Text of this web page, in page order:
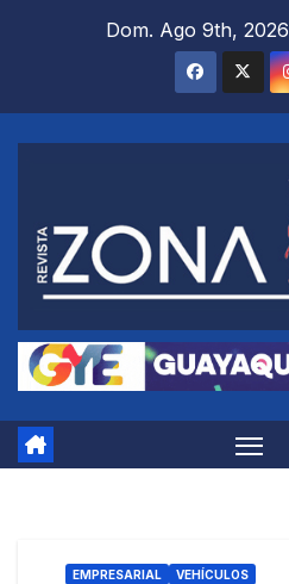
Dom. Ago 9th, 2026
EMPRESARIAL VEHÍCULOS